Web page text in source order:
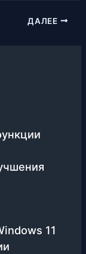
ДАЛЕЕ
11